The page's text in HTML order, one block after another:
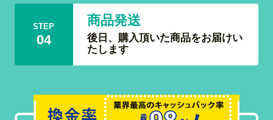
STEP
04
商品発送
後日、購入頂いた商品をお届けい
たします